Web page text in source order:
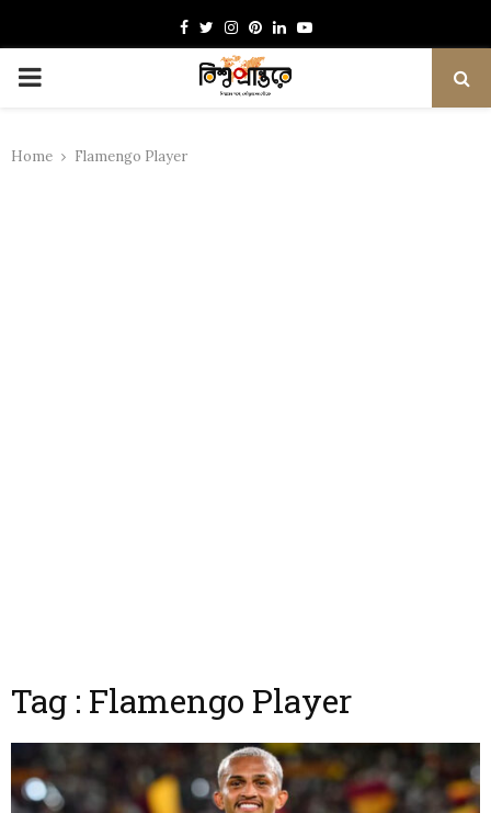
Facebook
TwitterInstagram
Pinterest
LinkedinYoutube
PRIMARY
Home Flamengo Player
Tag : Flamengo Player